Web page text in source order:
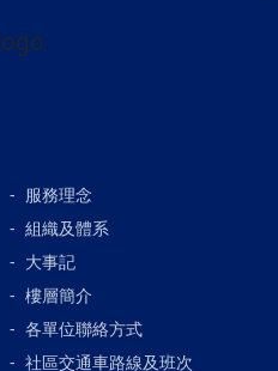
的我阿公，我們會再去護
你們分享這幾年跟阿嬤相
再次感謝你們每一位護理
，看護，社工，等所有同
的耐心照顧，你們一定都
體健康
練，我在這裡才開始學習
持，這輩子都惠銘記在
加努力生活，將這份關懷
最後，再次說聲：「謝謝
真好！」這是外婆要跟大
服務理念
組織及體系
大事記
樓層簡介
各單位聯絡方式
社區交通車路線及班次